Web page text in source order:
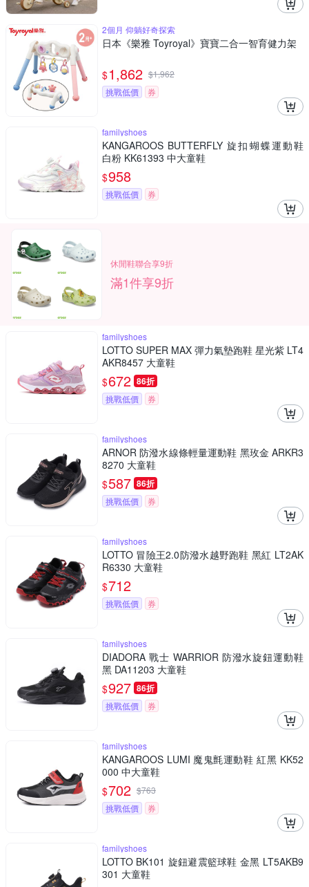
2個月 仰躺好奇探索
日本《樂雅 Toyroyal》寶寶二合一智育健力架
$1,862 $1,962
挑戰低價
券
familyshoes
KANGAROOS BUTTERFLY 旋扣蝴蝶運動鞋
白粉 KK61393 中大童鞋
$958
挑戰低價 券
休閒鞋聯合享9折
滿1件享9折
familyshoes
LOTTO SUPER MAX 彈力氣墊跑鞋 星光紫 LT4
AKR8457 大童鞋
$672 86折
挑戰低價 券
familyshoes
ARNOR 防潑水線條輕量運動鞋 黑玫金 ARKR3
8270 大童鞋
$587 86折
挑戰低價 券
familyshoes
LOTTO 冒險王2.0防潑水越野跑鞋 黑紅 LT2AK
R6330 大童鞋
$712
挑戰低價 券
familyshoes
DIADORA 戰士 WARRIOR 防潑水旋鈕運動鞋
黑 DA11203 大童鞋
$927 86折
挑戰低價 券
familyshoes
KANGAROOS LUMI 魔鬼氈運動鞋 紅黑 KK52
000 中大童鞋
$702 $763
挑戰低價
券
familyshoes
LOTTO BK101 旋鈕避震籃球鞋 金黑 LT5AKB9
301 大童鞋